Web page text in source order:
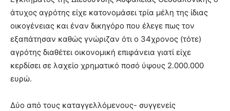
άτυχος αγρότης είχε κατονομάσει τρία μέλη της ίδιας
οικογένειας και έναν δικηγόρο που έλεγε πως τον
εξαπάτησαν καθώς γνώριζαν ότι ο 34χρονος (τότε)
αγρότης διαθέτει οικονομική επιφάνεια γιατί είχε
κερδίσει σε λαχείο χρηματικό ποσό ύψους 2.000.000
ευρώ.
Δύο από τους καταγγελλόμενους- συγγενείς